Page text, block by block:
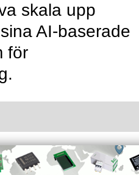
skala upp
AI-baserade
för